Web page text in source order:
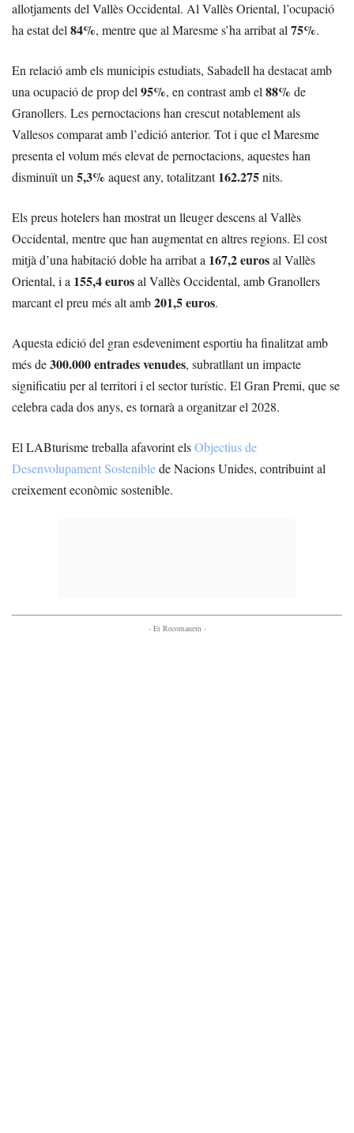
allotjaments del Vallès Occidental. Al Vallès Oriental, l’ocupació
ha estat del 84%, mentre que al Maresme s’ha arribat al 75%.
En relació amb els municipis estudiats, Sabadell ha destacat amb
una ocupació de prop del 95%, en contrast amb el 88% de
Granollers. Les pernoctacions han crescut notablement als
Vallesos comparat amb l’edició anterior. Tot i que el Maresme
presenta el volum més elevat de pernoctacions, aquestes han
disminuït un 5,3% aquest any, totalitzant162.275nits.
Els preus hotelers han mostrat un lleuger descens al Vallès
Occidental, mentre que han augmentat en altres regions. El cost
mitjà d’una habitació doble ha arribat a 167,2 eurosal Vallès
Oriental, i a 155,4 eurosal Vallès Occidental, amb Granollers
marcant el preu més alt amb201,5 euros.
Aquesta edició del gran esdeveniment esportiu ha finalitzat amb
més de300.000 entrades venudes, subratllant un impacte
significatiu per al territori i el sector turístic. El Gran Premi, que se
celebra cada dos anys, es tornarà a organitzar el 2028.
El LABturisme treballa afavorint elsObjectius de
Desenvolupament Sosteniblede Nacions Unides, contribuint al
creixement econòmic sostenible.
- Et Recomanem -